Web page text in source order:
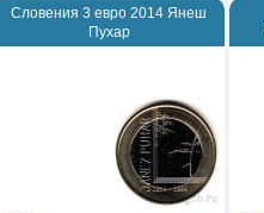
Словения 3 евро 2014 Янеш
Пухар